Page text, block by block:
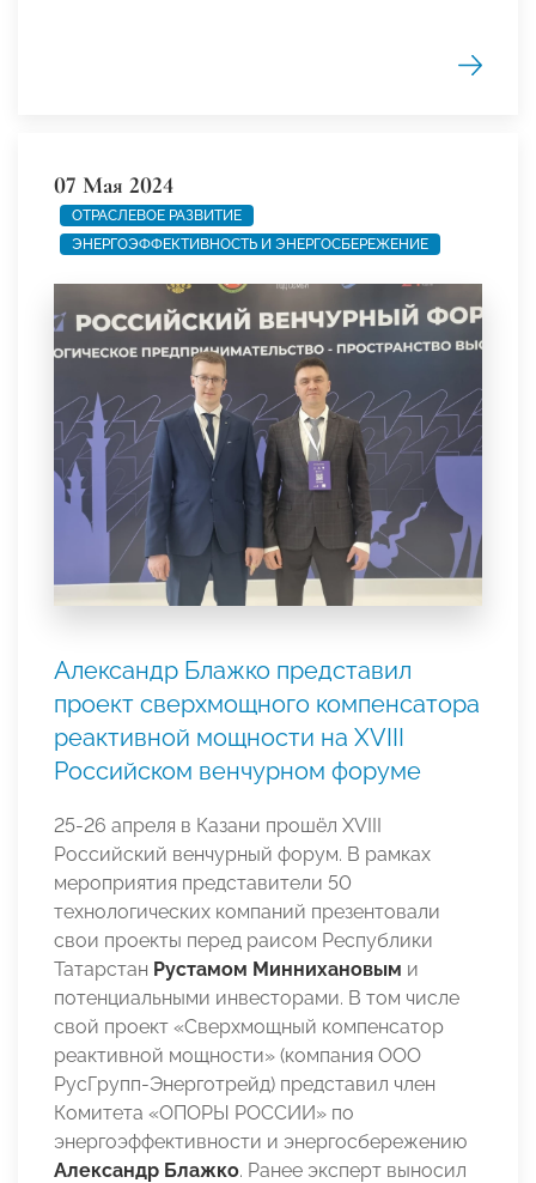
07 Мая 2024
ОТРАСЛЕВОЕ РАЗВИТИЕ
ЭНЕРГОЭФФЕКТИВНОСТЬ И ЭНЕРГОСБЕРЕЖЕНИЕ
Александр Блажко представил
проект сверхмощного компенсатора
реактивной мощности на XVIII
Российском венчурном форуме
25-26 апреля в Казани прошёл XVIII
Российский венчурный форум. В рамках
мероприятия представители 50
технологических компаний презентовали
свои проекты перед раисом Республики
Татарстан Рустамом Миннихановым и
потенциальными инвесторами. В том числе
свой проект «Сверхмощный компенсатор
реактивной мощности» (компания ООО
РусГрупп-Энерготрейд) представил член
Комитета «ОПОРЫ РОССИИ» по
энергоэффективности и энергосбережению
Александр Блажко. Ранее эксперт выносил